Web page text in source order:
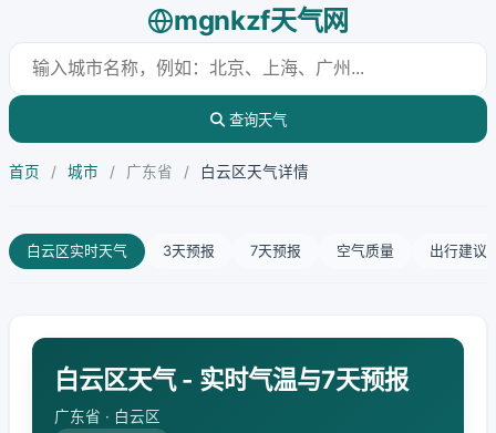
mgnkzf天气网
查询天气
首页 / 城市 / 广东省 / 白云区天气详情
白云区实时天气 3天预报 7天预报 空气质量 出行建议
白云区天气 - 实时气温与7天预报
广东省 · 白云区